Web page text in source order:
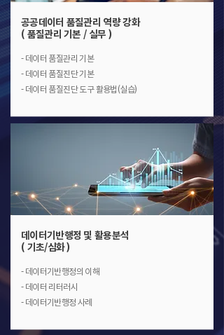
공공데이터 품질관리 역량 강화
( 품질관리 기본 / 실무 )
- 데이터 품질관리 기본
- 데이터 품질진단 기본
- 데이터 품질진단 도구 활용법(실습)
데이터기반행정 및 활용분석
( 기초/심화 )
- 데이터기반행정의 이해
- 데이터 리터러시
- 데이터기반행정 사례